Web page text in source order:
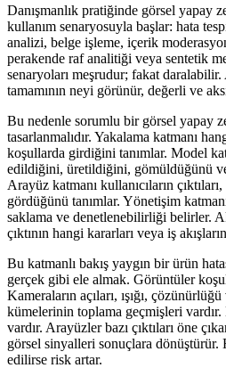
Danışmanlık pratiğinde görsel yapay
kullanım senaryosuyla başlar: hata
analizi, belge işleme, içerik
perakende raf analitiği veya sentetik
senaryoları meşrudur; fakat daralabilir.
tamamının neyi görünür, değerli ve
Bu nedenle sorumlu bir görsel yapay
tasarlanmalıdır. Yakalama katmanı
koşullarda girdiğini tanımlar. Model
edildiğini, üretildiğini, gömüldüğünü
Arayüz katmanı kullanıcıların
gördüğünü tanımlar. Yönetişim
saklama ve denetlenebilirliği belirler.
çıktının hangi kararları veya iş
Bu katmanlı bakış yaygın bir ürün
gerçek gibi ele almak. Görüntüler
Kameraların açıları, ışığı,
kümelerinin toplama geçmişleri
vardır. Arayüzler bazı çıktıları öne
görsel sinyalleri sonuçlara dönüştürür.
edilirse risk artar.